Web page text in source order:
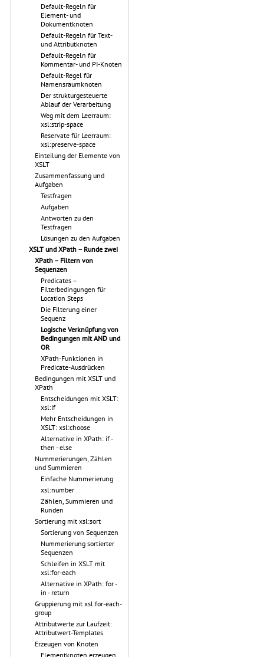
Default-Regeln für
Element- und
Dokumentknoten
Default-Regeln für Text-
und Attributknoten
Default-Regeln für
Kommentar- und PI-Knoten
Default-Regel für
Namensraumknoten
Der strukturgesteuerte
Ablauf der Verarbeitung
Weg mit dem Leerraum:
xsl:strip-space
Reservate für Leerraum:
xsl:preserve-space
Einteilung der Elemente von
XSLT
Zusammenfassung und
Aufgaben
Testfragen
Aufgaben
Antworten zu den
Testfragen
Lösungen zu den Aufgaben
XSLT und XPath – Runde zwei
XPath – Filtern von
Sequenzen
Predicates –
Filterbedingungen für
Location Steps
Die Filterung einer
Sequenz
Logische Verknüpfung von
Bedingungen mit AND und
OR
XPath-Funktionen in
Predicate-Ausdrücken
Bedingungen mit XSLT und
XPath
Entscheidungen mit XSLT:
xsl:if
Mehr Entscheidungen in
XSLT: xsl:choose
Alternative in XPath: if -
then - else
Nummerierungen, Zählen
und Summieren
Einfache Nummerierung
xsl:number
Zählen, Summieren und
Runden
Sortierung mit xsl:sort
Sortierung von Sequenzen
Nummerierung sortierter
Sequenzen
Schleifen in XSLT mit
xsl:for-each
Alternative in XPath: for -
in - return
Gruppierung mit xsl:for-each-
group
Attributwerte zur Laufzeit:
Attributwert-Templates
Erzeugen von Knoten
Elementknoten erzeugen